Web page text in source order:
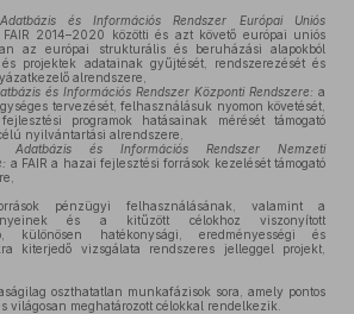
és Információs Rendszer Európai Uniós
2014–2020 közötti és azt követő európai uniós
az európai strukturális és beruházási alapokból
projektek adatainak gyűjtését, rendszerezését és
alrendszere,
és Információs Rendszer Központi Rendszere: a
tervezését, felhasználásuk nyomon követését,
programok hatásainak mérését támogató
nyilvántartási alrendszere,
Adatbázis és Információs Rendszer Nemzeti
a FAIR a hazai fejlesztési források kezelését támogató
pénzügyi felhasználásának, valamint a
és a kitűzött célokhoz viszonyított
különösen hatékonysági, eredményességi és
kiterjedő vizsgálata rendszeres jelleggel projekt,
oszthatatlan munkafázisok sora, amely pontos
világosan meghatározott célokkal rendelkezik.